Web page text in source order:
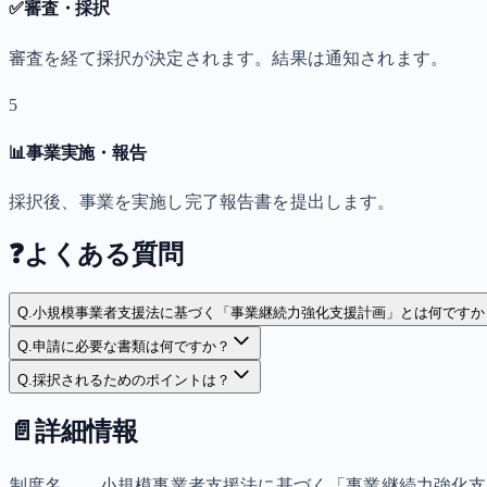
✅審査・採択
審査を経て採択が決定されます。結果は通知されます。
5
📊事業実施・報告
採択後、事業を実施し完了報告書を提出します。
❓よくある質問
Q.小規模事業者支援法に基づく「事業継続力強化支援計画」とは何ですか
Q.申請に必要な書類は何ですか？
Q.採択されるためのポイントは？
📄 詳細情報